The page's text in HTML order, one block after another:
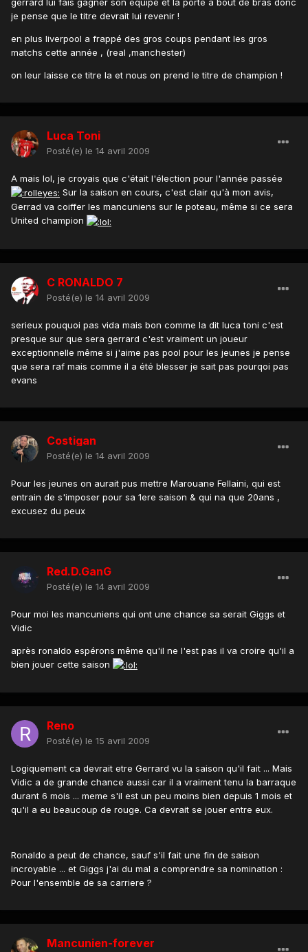
je pense que le titre devrait lui revenir !
en plus liverpool a frappé des gros coups pendant les gros
matchs cette année , (real ,manchester)
on leur laisse ce titre la et nous on prend le titre de champion !
Luca Toni
Posté(e) le 14 avril 2009
A mais lol, je croyais que c'était l'élection pour l'année passée
Sur la saison en cours, c'est clair qu'à mon avis,
Gerrad va coiffer les mancuniens sur le poteau, même si ce sera
United champion
C RONALDO 7
Posté(e) le 14 avril 2009
serieux pouquoi pas vida mais bon comme la dit luca toni c'est
presque sur que sera gerrard c'est vraiment un joueur
exceptionnelle même si j'aime pas pool pour les jeunes je pense
que sera raf mais comme il a été blesser je sait pas pourqoi pas
evans
Costigan
Posté(e) le 14 avril 2009
Pour les jeunes on aurait pus mettre Marouane Fellaini, qui est
entrain de s'imposer pour sa 1ere saison & qui na que 20ans ,
excusez du peux
Red.D.GanG
Posté(e) le 14 avril 2009
Pour moi les mancuniens qui ont une chance sa serait Giggs et
Vidic
après ronaldo espérons même qu'il ne l'est pas il va croire qu'il a
bien jouer cette saison
Reno
Posté(e) le 15 avril 2009
Logiquement ca devrait etre Gerrard vu la saison qu'il fait ... Mais
Vidic a de grande chance aussi car il a vraiment tenu la barraque
durant 6 mois ... meme s'il est un peu moins bien depuis 1 mois et
qu'il a eu beaucoup de rouge. Ca devrait se jouer entre eux.
Ronaldo a peut de chance, sauf s'il fait une fin de saison
incroyable ... et Giggs j'ai du mal a comprendre sa nomination :
Pour l'ensemble de sa carriere ?
Mancunien-forever